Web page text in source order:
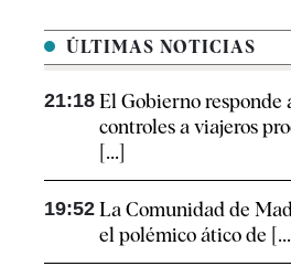
ÚLTIMAS NOTICIAS
21:18 El Gobierno responde
controles a viajeros
[...]
19:52 La Comunidad de
el polémico ático de